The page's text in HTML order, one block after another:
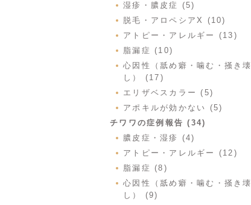
湿疹・膿皮症 (5)
脱毛・アロペシアX (10)
アトピー・アレルギー (13)
脂漏症 (10)
心因性（舐め癖・噛む・掻き壊
し） (17)
エリザベスカラー (5)
アポキルが効かない (5)
チワワの症例報告 (34)
膿皮症・湿疹 (4)
アトピー・アレルギー (12)
脂漏症 (8)
心因性（舐め癖・噛む・掻き壊
し） (9)